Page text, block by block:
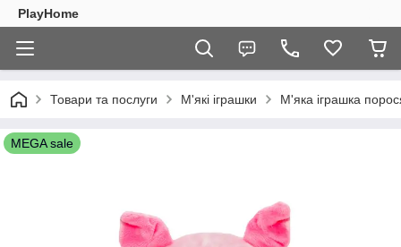
PlayHome
Товари та послуги М'які іграшки М'яка іграшка
MEGA sale